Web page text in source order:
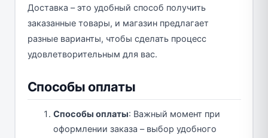
Доставка – это удобный способ получить
заказанные товары, и магазин предлагает
разные варианты, чтобы сделать процесс
удовлетворительным для вас.
Способы оплаты
Способы оплаты: Важный момент при
оформлении заказа – выбор удобного